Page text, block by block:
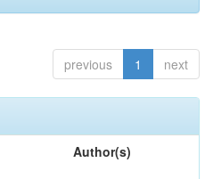
previous 1 next
Author(s)